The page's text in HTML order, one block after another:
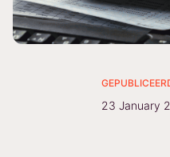
23 January